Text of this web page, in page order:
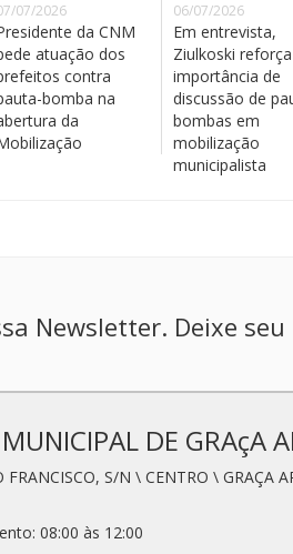
07/2026
da CNM
atuação dos
contra
bomba na
da
06/07/2026
Em entrevista,
Ziulkoski reforça
importância de
discussão de
bombas em
mobilização
municipalista
Newsletter. Deixe
DE GRAçA
FRANCISCO, S/N \ CENTRO \ GRAÇA
08:00 às 12:00